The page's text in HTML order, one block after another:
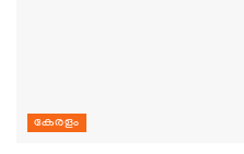
കേരളം